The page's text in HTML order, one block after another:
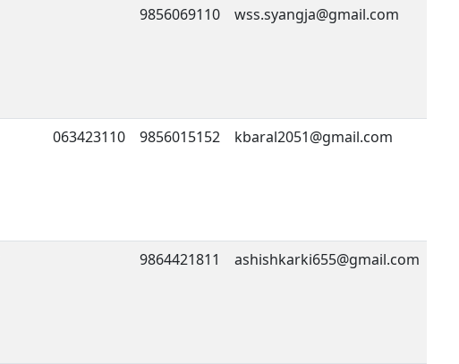
9856069110 wss.syangja@gmail.com
063423110 9856015152 kbaral2051@gmail.com
9864421811 ashishkarki655@gmail.com